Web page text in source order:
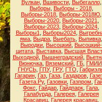
Вулкан, Вшивости, Выбегалло,
Выборы, Выборы - 2018,
Выборы-2018 Выборы-2018Ю
Выборы-2020, Выборы-2021
Выборы-2023, Выборы-2024,
Выборы1
Выборы2024,
яма Выдра Выебать Выпивка
Выродки Высоцкий Высоцкий-
цитата, Выставка, Высшая
Выходной, Вышнеградский,
Вюнючка Вяземский ГБ ГМИИ
ГНУСЬ, ГПУ, ГРУ, ГТО
Гагарин, Газ, Газа, Газдаров,
Газета.Ру, Газовки Газпром
Фокс
Гайдар Гайдпарк Гала
Галабурда, Галерея, Галерея
Красавиц Галерея красавиц